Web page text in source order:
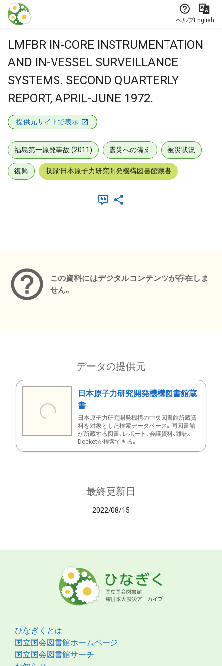
本文に飛ぶ
ヘルプEnglish
LMFBR IN-CORE INSTRUMENTATION
AND IN-VESSEL SURVEILLANCE
SYSTEMS. SECOND QUARTERLY
REPORT, APRIL-JUNE 1972.
提供元サイトで表示
福島第一原発事故 (2011) 震災への備え 被災状況
復興 収録:日本原子力研究開発機構図書館蔵書
この資料にはデジタルコンテンツが存在しま
せん。
データの提供元
日本原子力研究開発機構図書館蔵
書
日本原子力研究開発機構の中央図書館所蔵資
料を対象とした検索データベース。同図書館
が所蔵する図書、レポート、会議資料、雑誌、
Docketが検索できる。
最終更新日
2022/08/15
ひなぎくとは
国立国会図書館ホームページ
国立国会図書館サーチ